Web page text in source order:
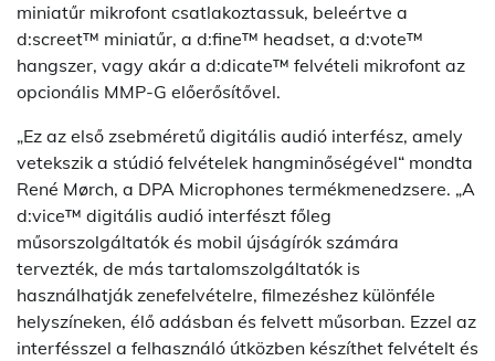
miniatűr mikrofont csatlakoztassuk, beleértve a
d:screet™ miniatűr, a d:fine™ headset, a d:vote™
hangszer, vagy akár a d:dicate™ felvételi mikrofont az
opcionális MMP-G előerősítővel.
„Ez az első zsebméretű digitális audió interfész, amely
vetekszik a stúdió felvételek hangminőségével“ mondta
René Mørch, a DPA Microphones termékmenedzsere. „A
d:vice™ digitális audió interfészt főleg
műsorszolgáltatók és mobil újságírók számára
tervezték, de más tartalomszolgáltatók is
használhatják zenefelvételre, filmezéshez különféle
helyszíneken, élő adásban és felvett műsorban. Ezzel az
interfésszel a felhasználó útközben készíthet felvételt és